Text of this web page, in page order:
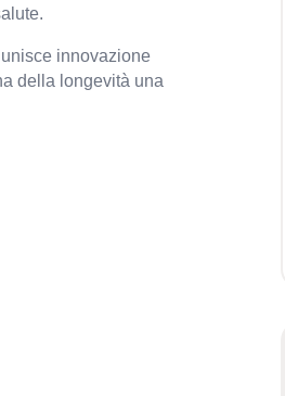
innovazione
della longevità una